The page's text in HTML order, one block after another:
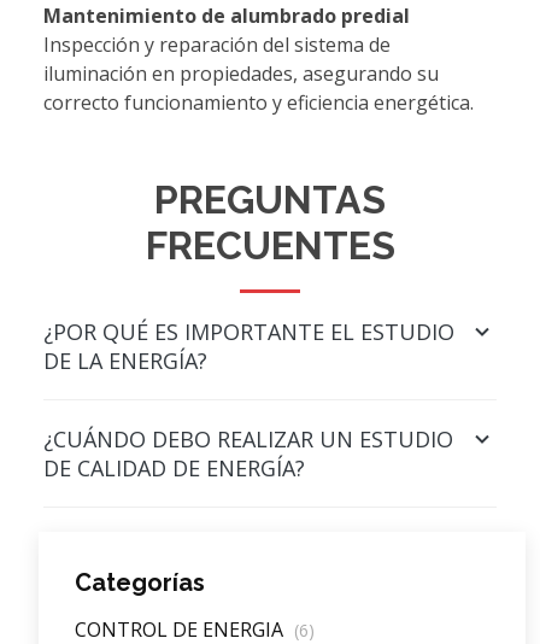
Mantenimiento de alumbrado predial
Inspección y reparación del sistema de
iluminación en propiedades, asegurando su
correcto funcionamiento y eficiencia energética.
PREGUNTAS
FRECUENTES
¿POR QUÉ ES IMPORTANTE EL ESTUDIO
DE LA ENERGÍA?
¿CUÁNDO DEBO REALIZAR UN ESTUDIO
DE CALIDAD DE ENERGÍA?
Categorías
CONTROL DE ENERGIA (6)